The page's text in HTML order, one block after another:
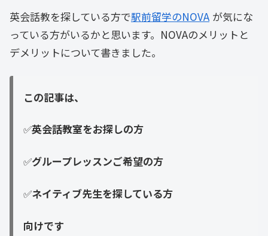
英会話教を探している方で駅前留学のNOVA が気にな
っている方がいるかと思います。NOVAのメリットと
デメリットについて書きました。
この記事は、
✅英会話教室をお探しの方
✅グループレッスンご希望の方
✅ネイティブ先生を探している方
向けです